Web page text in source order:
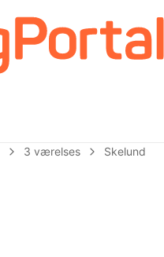
3 værelses Skelund